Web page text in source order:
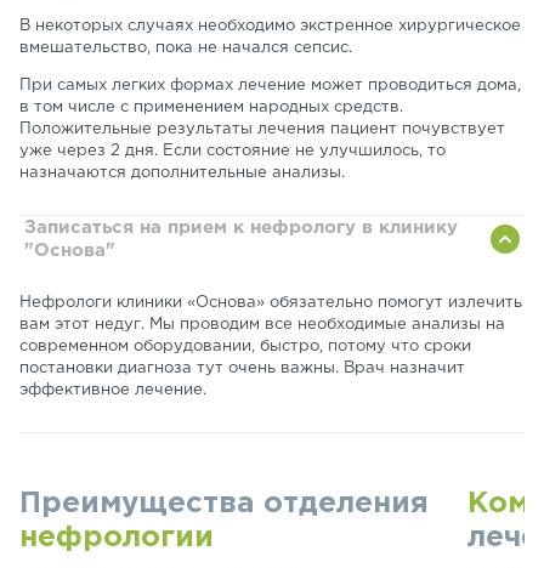
В некоторых случаях необходимо экстренное хирургическое
вмешательство, пока не начался сепсис.
При самых легких формах лечение может проводиться дома,
в том числе с применением народных средств.
Положительные результаты лечения пациент почувствует
уже через 2 дня. Если состояние не улучшилось, то
назначаются дополнительные анализы.
Записаться на прием к нефрологу в клинику
"Основа"
Нефрологи клиники «Основа» обязательно помогут излечить
вам этот недуг. Мы проводим все необходимые анализы на
современном оборудовании, быстро, потому что сроки
постановки диагноза тут очень важны. Врач назначит
эффективное лечение.
Преимущества отделения
нефрологии